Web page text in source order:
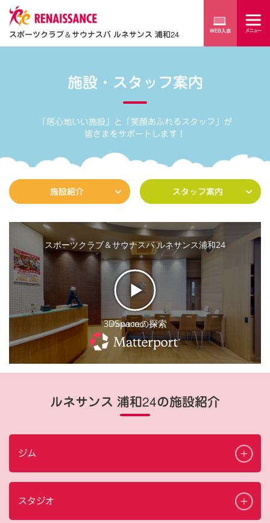
スポーツクラブ＆サウナスパ ルネサンス 浦和24
施設・スタッフ案内
「居心地いい施設」と「笑顔あふれるスタッフ」が
皆さまをサポートします！
施設紹介 スタッフ案内
ルネサンス 浦和24の施設紹介
ジム
スタジオ